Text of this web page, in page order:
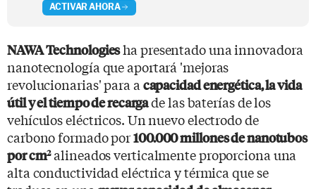
ACTIVAR AHORA
NAWA Technologiesha presentado una innovadora
nanotecnología que aportará 'mejoras
revolucionarias' para a capacidad energética, la vida
útil y el tiempo de recargade las baterías de los
vehículos eléctricos. Un nuevo electrodo de
carbono formado por100.000 millones de nanotubos
por cm2alineados verticalmente proporciona una
alta conductividad eléctrica y térmica que se